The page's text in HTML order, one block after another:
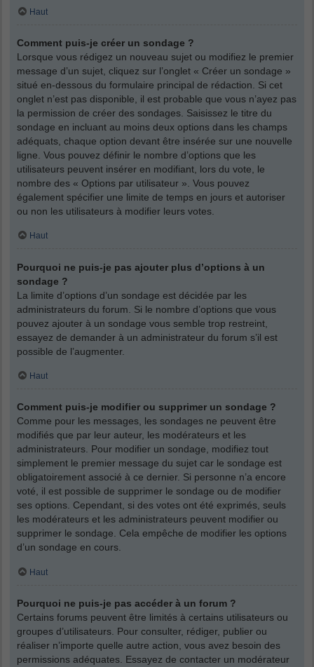
Haut
Comment puis-je créer un sondage ?
Lorsque vous rédigez un nouveau sujet ou modifiez le premier
message d’un sujet, cliquez sur l’onglet « Créer un sondage »
situé en-dessous du formulaire principal de rédaction. Si cet
onglet n’est pas disponible, il est probable que vous n’ayez pas
la permission de créer des sondages. Saisissez le titre du
sondage en incluant au moins deux options dans les champs
adéquats, chaque option devant être insérée sur une nouvelle
ligne. Vous pouvez définir le nombre d’options que les
utilisateurs peuvent insérer en modifiant, lors du vote, le
nombre des « Options par utilisateur ». Vous pouvez
également spécifier une limite de temps en jours et autoriser
ou non les utilisateurs à modifier leurs votes.
Haut
Pourquoi ne puis-je pas ajouter plus d’options à un
sondage ?
La limite d’options d’un sondage est décidée par les
administrateurs du forum. Si le nombre d’options que vous
pouvez ajouter à un sondage vous semble trop restreint,
essayez de demander à un administrateur du forum s’il est
possible de l’augmenter.
Haut
Comment puis-je modifier ou supprimer un sondage ?
Comme pour les messages, les sondages ne peuvent être
modifiés que par leur auteur, les modérateurs et les
administrateurs. Pour modifier un sondage, modifiez tout
simplement le premier message du sujet car le sondage est
obligatoirement associé à ce dernier. Si personne n’a encore
voté, il est possible de supprimer le sondage ou de modifier
ses options. Cependant, si des votes ont été exprimés, seuls
les modérateurs et les administrateurs peuvent modifier ou
supprimer le sondage. Cela empêche de modifier les options
d’un sondage en cours.
Haut
Pourquoi ne puis-je pas accéder à un forum ?
Certains forums peuvent être limités à certains utilisateurs ou
groupes d’utilisateurs. Pour consulter, rédiger, publier ou
réaliser n’importe quelle autre action, vous avez besoin des
permissions adéquates. Essayez de contacter un modérateur